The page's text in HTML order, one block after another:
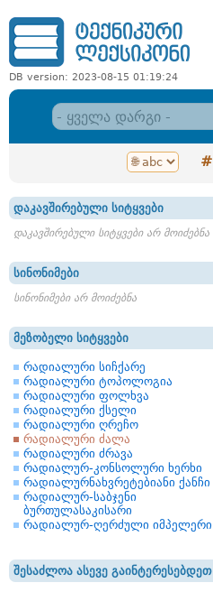
DB version: 2023-08-15 01:19:24
#
დაკავშირებული სიტყვები
დაკავშირებული სიტყვები არ მოიძებნა
სინონიმები
სინონიმები არ მოიძებნა
მეზობელი სიტყვები
რადიალური სიჩქარე
რადიალური ტოპოლოგია
რადიალური ფოლხვა
რადიალური ქსელი
რადიალური ღრეჩო
რადიალური ძალა
რადიალური ძრავა
რადიალურ-კონსოლური ხერხი
რადიალურნახვრეტებიანი ქანჩი
რადიალურ-საბჯენი
ბურთულასაკისარი
რადიალურ-ღერძული იმპელერი
შესაძლოა ასევე გაინტერესებდეთ